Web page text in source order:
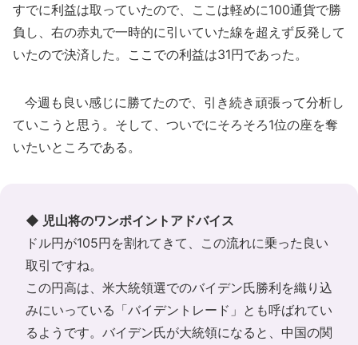
すでに利益は取っていたので、ここは軽めに100通貨で勝
負し、右の赤丸で一時的に引いていた線を超えず反発して
いたので決済した。ここでの利益は31円であった。
今週も良い感じに勝てたので、引き続き頑張って分析し
ていこうと思う。そして、ついでにそろそろ1位の座を奪
いたいところである。
◆ 児山将のワンポイントアドバイス
ドル円が105円を割れてきて、この流れに乗った良い
取引ですね。
この円高は、米大統領選でのバイデン氏勝利を織り込
みにいっている「バイデントレード」とも呼ばれてい
るようです。バイデン氏が大統領になると、中国の関